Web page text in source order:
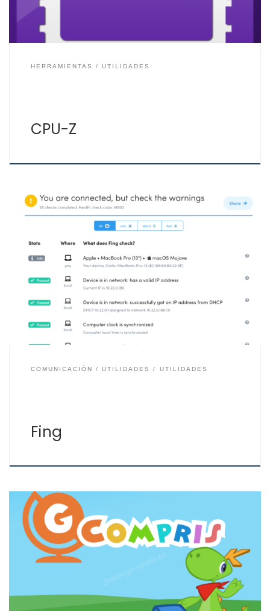
HERRAMIENTAS UTILIDADES
CPU-Z
¿Te has preguntado alguna vez cómo saber si alguien
se conecta a tu Wifi?, ¿Te sucede que aveces tu
conexión a Internet es más lenta de lo normal?, pues
que te ofrece Fing gratis. Fing te permite ver todos los
dispositivos conectados […]
COMUNICACIÓN UTILIDADES UTILIDADES
Fing
Cada vez existen más herramientas para la educación
infantil tanto en casa como en el aula. Con GCompris
tendrás una gran variedad de juegos educativos, más
de 100, desde los destinados a la mejora de la destreza
del uso del teclado y el ratón del ordenador, como
lectura, aritmética, ciencias, […]